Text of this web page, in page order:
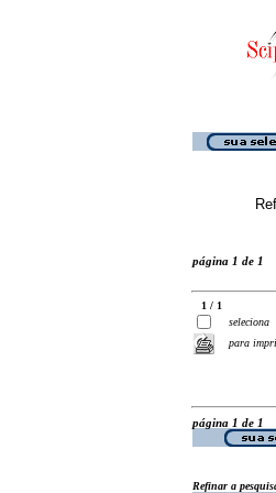
página 1 de 1
1 / 1
seleciona
para
página 1 de 1
Refinar a